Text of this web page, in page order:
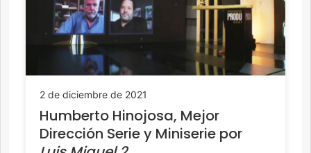
2 de diciembre de 2021
Humberto Hinojosa, Mejor
Dirección Serie y Miniserie por